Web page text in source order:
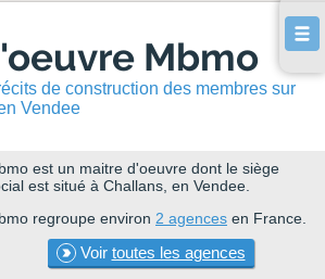
Mbmo
de construction des membres sur
Vendee
est un maitre d'oeuvre dont le siège
est situé à Challans, en Vendee.
regroupe environ 2 agences en France.
Voir toutes les agences